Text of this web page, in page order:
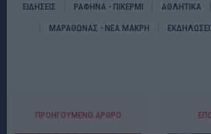
ΕΙΔΗΣΕΙΣ ΡΑΦΗΝΑ - ΠΙΚΕΡΜΙ ΑΘΛΗΤΙΚΑ
ΜΑΡΑΘΩΝΑΣ - ΝΕΑ ΜΑΚΡΗ
ΠΡΟΗΓΟΎΜΕΝΟ ΆΡΘΡΟ